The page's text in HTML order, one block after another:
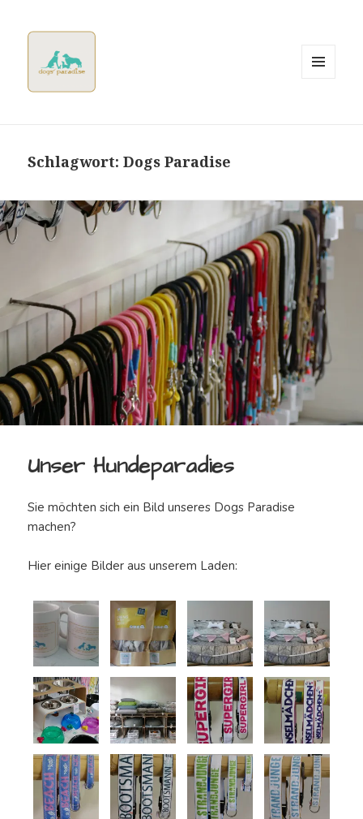
Schlagwort:Dogs Paradise
Unser Hundeparadies
Sie möchten sich ein Bild unseres Dogs Paradise
machen?
Hier einige Bilder aus unserem Laden: